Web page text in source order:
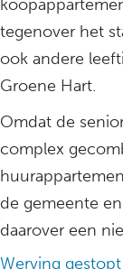
tegenover het
ook andere
Groene Hart.
Omdat de
complex
de gemeente
daarover een
Werving gestopt